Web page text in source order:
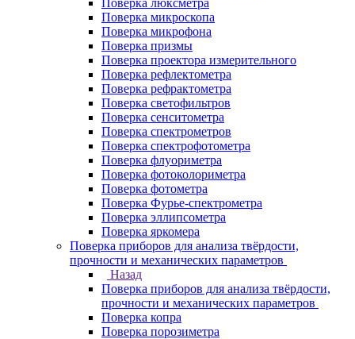
Поверка люксметра
Поверка микроскопа
Поверка микрофона
Поверка призмы
Поверка проектора измерительного
Поверка рефлектометра
Поверка рефрактометра
Поверка светофильтров
Поверка сенситометра
Поверка спектрометров
Поверка спектрофотометра
Поверка флуориметра
Поверка фотоколориметра
Поверка фотометра
Поверка Фурье-спектрометра
Поверка эллипсометра
Поверка яркомера
Поверка приборов для анализа твёрдости,
прочности и механических параметров
Назад
Поверка приборов для анализа твёрдости,
прочности и механических параметров
Поверка копра
Поверка порозиметра